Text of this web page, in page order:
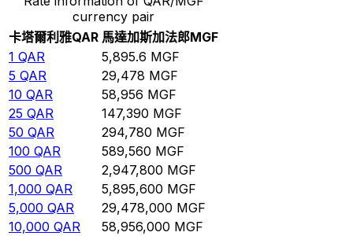
currency pair
卡塔爾利雅QAR 馬達加斯加法郎MGF
1 QAR 5,895.6 MGF
5 QAR 29,478 MGF
10 QAR 58,956 MGF
25 QAR 147,390 MGF
50 QAR 294,780 MGF
100 QAR 589,560 MGF
500 QAR 2,947,800 MGF
1,000 QAR 5,895,600 MGF
5,000 QAR 29,478,000 MGF
10,000 QAR 58,956,000 MGF